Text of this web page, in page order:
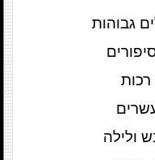
גבוהות
רכות
עשרים
ולילה